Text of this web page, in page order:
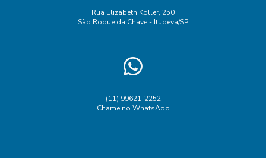
Rua Elizabeth Koller, 250
São Roque da Chave - Itupeva/SP
(11) 99621-2252
Chame no WhatsApp